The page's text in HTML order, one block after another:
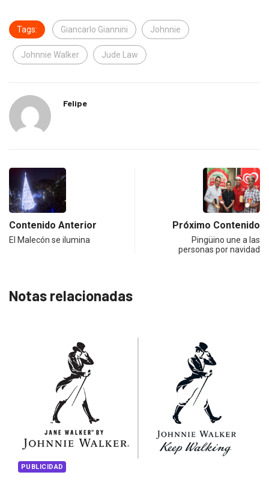
Tags: Giancarlo Giannini Johnnie
Johnnie Walker Jude Law
Felipe
Contenido Anterior
El Malecón se ilumina
Próximo Contenido
Pingüino une a las
personas por navidad
Notas relacionadas
PUBLICIDAD